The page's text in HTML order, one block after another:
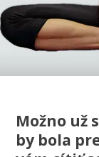
Možno už
by bola